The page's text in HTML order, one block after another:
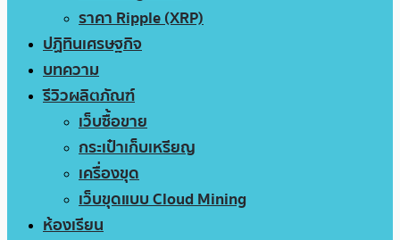
ราคา Ripple (XRP)
ปฏิทินเศรษฐกิจ
บทความ
รีวิวผลิตภัณฑ์
เว็บซื้อขาย
กระเป๋าเก็บเหรียญ
เครื่องขุด
เว็บขุดแบบ Cloud Mining
ห้องเรียน